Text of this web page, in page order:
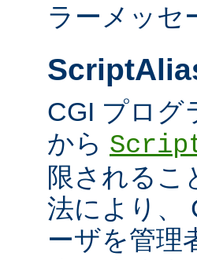
ラーメッセ
CGI プログ
から
限されるこ
法により、
ーザを管理